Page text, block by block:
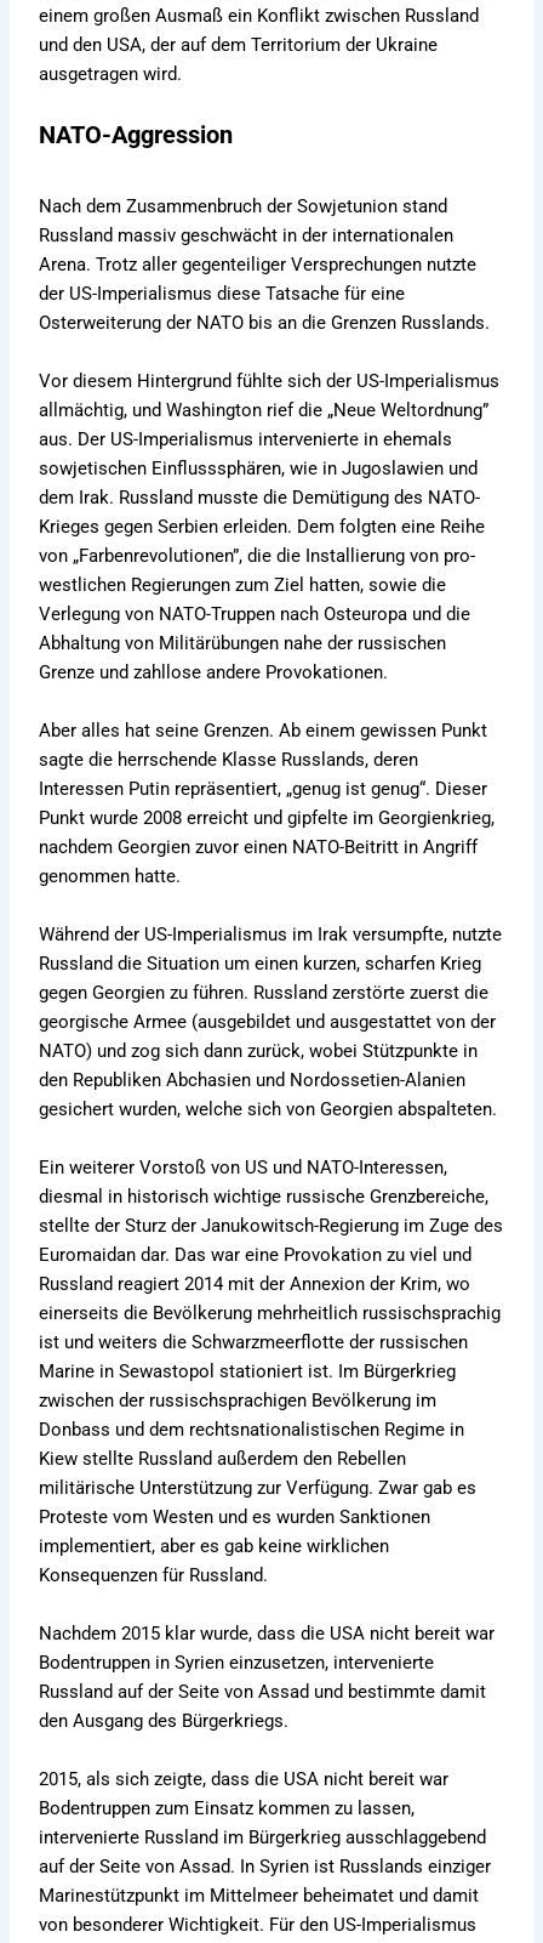
einem großen Ausmaß ein Konflikt zwischen Russland
und den USA, der auf dem Territorium der Ukraine
ausgetragen wird.
NATO-Aggression
Nach dem Zusammenbruch der Sowjetunion stand
Russland massiv geschwächt in der internationalen
Arena. Trotz aller gegenteiliger Versprechungen nutzte
der US-Imperialismus diese Tatsache für eine
Osterweiterung der NATO bis an die Grenzen Russlands.
Vor diesem Hintergrund fühlte sich der US-Imperialismus
allmächtig, und Washington rief die „Neue Weltordnung”
aus. Der US-Imperialismus intervenierte in ehemals
sowjetischen Einflusssphären, wie in Jugoslawien und
dem Irak. Russland musste die Demütigung des NATO-
Krieges gegen Serbien erleiden. Dem folgten eine Reihe
von „Farbenrevolutionen”, die die Installierung von pro-
westlichen Regierungen zum Ziel hatten, sowie die
Verlegung von NATO-Truppen nach Osteuropa und die
Abhaltung von Militärübungen nahe der russischen
Grenze und zahllose andere Provokationen.
Aber alles hat seine Grenzen. Ab einem gewissen Punkt
sagte die herrschende Klasse Russlands, deren
Interessen Putin repräsentiert, „genug ist genug“. Dieser
Punkt wurde 2008 erreicht und gipfelte im Georgienkrieg,
nachdem Georgien zuvor einen NATO-Beitritt in Angriff
genommen hatte.
Während der US-Imperialismus im Irak versumpfte, nutzte
Russland die Situation um einen kurzen, scharfen Krieg
gegen Georgien zu führen. Russland zerstörte zuerst die
georgische Armee (ausgebildet und ausgestattet von der
NATO) und zog sich dann zurück, wobei Stützpunkte in
den Republiken Abchasien und Nordossetien-Alanien
gesichert wurden, welche sich von Georgien abspalteten.
Ein weiterer Vorstoß von US und NATO-Interessen,
diesmal in historisch wichtige russische Grenzbereiche,
stellte der Sturz der Janukowitsch-Regierung im Zuge des
Euromaidan dar. Das war eine Provokation zu viel und
Russland reagiert 2014 mit der Annexion der Krim, wo
einerseits die Bevölkerung mehrheitlich russischsprachig
ist und weiters die Schwarzmeerflotte der russischen
Marine in Sewastopol stationiert ist. Im Bürgerkrieg
zwischen der russischsprachigen Bevölkerung im
Donbass und dem rechtsnationalistischen Regime in
Kiew stellte Russland außerdem den Rebellen
militärische Unterstützung zur Verfügung. Zwar gab es
Proteste vom Westen und es wurden Sanktionen
implementiert, aber es gab keine wirklichen
Konsequenzen für Russland.
Nachdem 2015 klar wurde, dass die USA nicht bereit war
Bodentruppen in Syrien einzusetzen, intervenierte
Russland auf der Seite von Assad und bestimmte damit
den Ausgang des Bürgerkriegs.
2015, als sich zeigte, dass die USA nicht bereit war
Bodentruppen zum Einsatz kommen zu lassen,
intervenierte Russland im Bürgerkrieg ausschlaggebend
auf der Seite von Assad. In Syrien ist Russlands einziger
Marinestützpunkt im Mittelmeer beheimatet und damit
von besonderer Wichtigkeit. Für den US-Imperialismus